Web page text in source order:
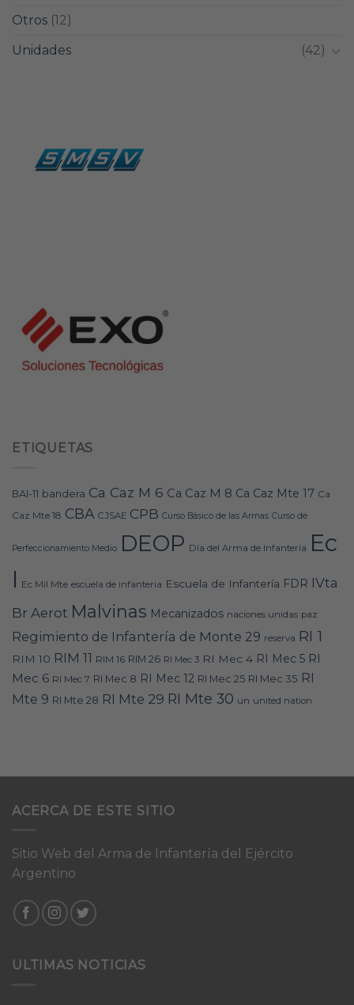
Otros (12)
Unidades
(42)
ETIQUETAS
BAI-11 bandera Ca Caz M 6 Ca Caz M 8 Ca Caz Mte 17 Ca
Caz Mte 18 CBA CJSAE CPB Curso Básico de las Armas Curso de
Perfeccionamiento Medio DEOP Día del Arma de Infantería Ec
I Ec Mil Mte escuela de infanteria Escuela de Infantería FDR IVta
Br Aerot Malvinas Mecanizados naciones unidas paz
Regimiento de Infantería de Monte 29 reserva RI 1
RIM 10 RIM 11 RIM 16 RIM 26 RI Mec 3 RI Mec 4 RI Mec 5 RI
Mec 6 RI Mec 7 RI Mec 8 RI Mec 12 RI Mec 25 RI Mec 35 RI
Mte 9 RI Mte 28 RI Mte 29 RI Mte 30 un united nation
ACERCA DE ESTE SITIO
Sitio Web del Arma de Infantería del Ejército
Argentino
ULTIMAS NOTICIAS